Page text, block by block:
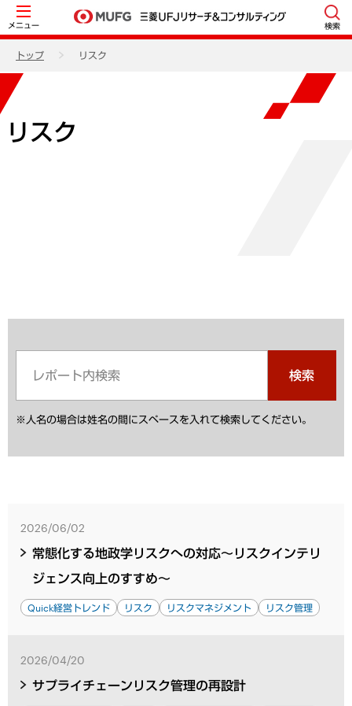
メニュー 検索
トップ リスク
リスク
検索
※人名の場合は姓名の間にスペースを入れて検索してください。
2026/06/02
常態化する地政学リスクへの対応～リスクインテリ
ジェンス向上のすすめ～
Quick経営トレンド リスク リスクマネジメント リスク管理
2026/04/20
サプライチェーンリスク管理の再設計